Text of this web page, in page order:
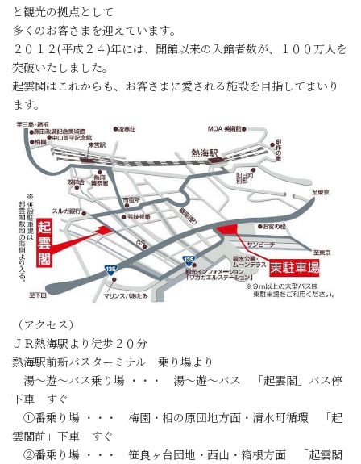
と観光の拠点として
多くのお客さまを迎えています｡
２０１２(平成２４)年には、開館以来の入館者数が、１００万人を
突破いたしました。
起雲閣はこれからも、お客さまに愛される施設を目指してまいり
ます。
（アクセス）
ＪＲ熱海駅より徒歩２０分
熱海駅前新バスターミナル 乗り場より
湯～遊～バス乗り場 ・・・ 湯～遊～バス 「起雲閣」バス停
下車 すぐ
①番乗り場 ・・・ 梅園・相の原団地方面・清水町循環 「起
雲閣前」下車 すぐ
②番乗り場 ・・・ 笹良ヶ台団地・西山・箱根方面 「起雲閣